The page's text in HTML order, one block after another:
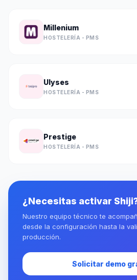
Millenium
HOSTELERÍA - PMS
Ulyses
HOSTELERÍA - PMS
Prestige
HOSTELERÍA - PMS
¿Necesitas activar
Nuestro equipo técnico te
desde la configuración hasta la
producción.
Solicitar demo